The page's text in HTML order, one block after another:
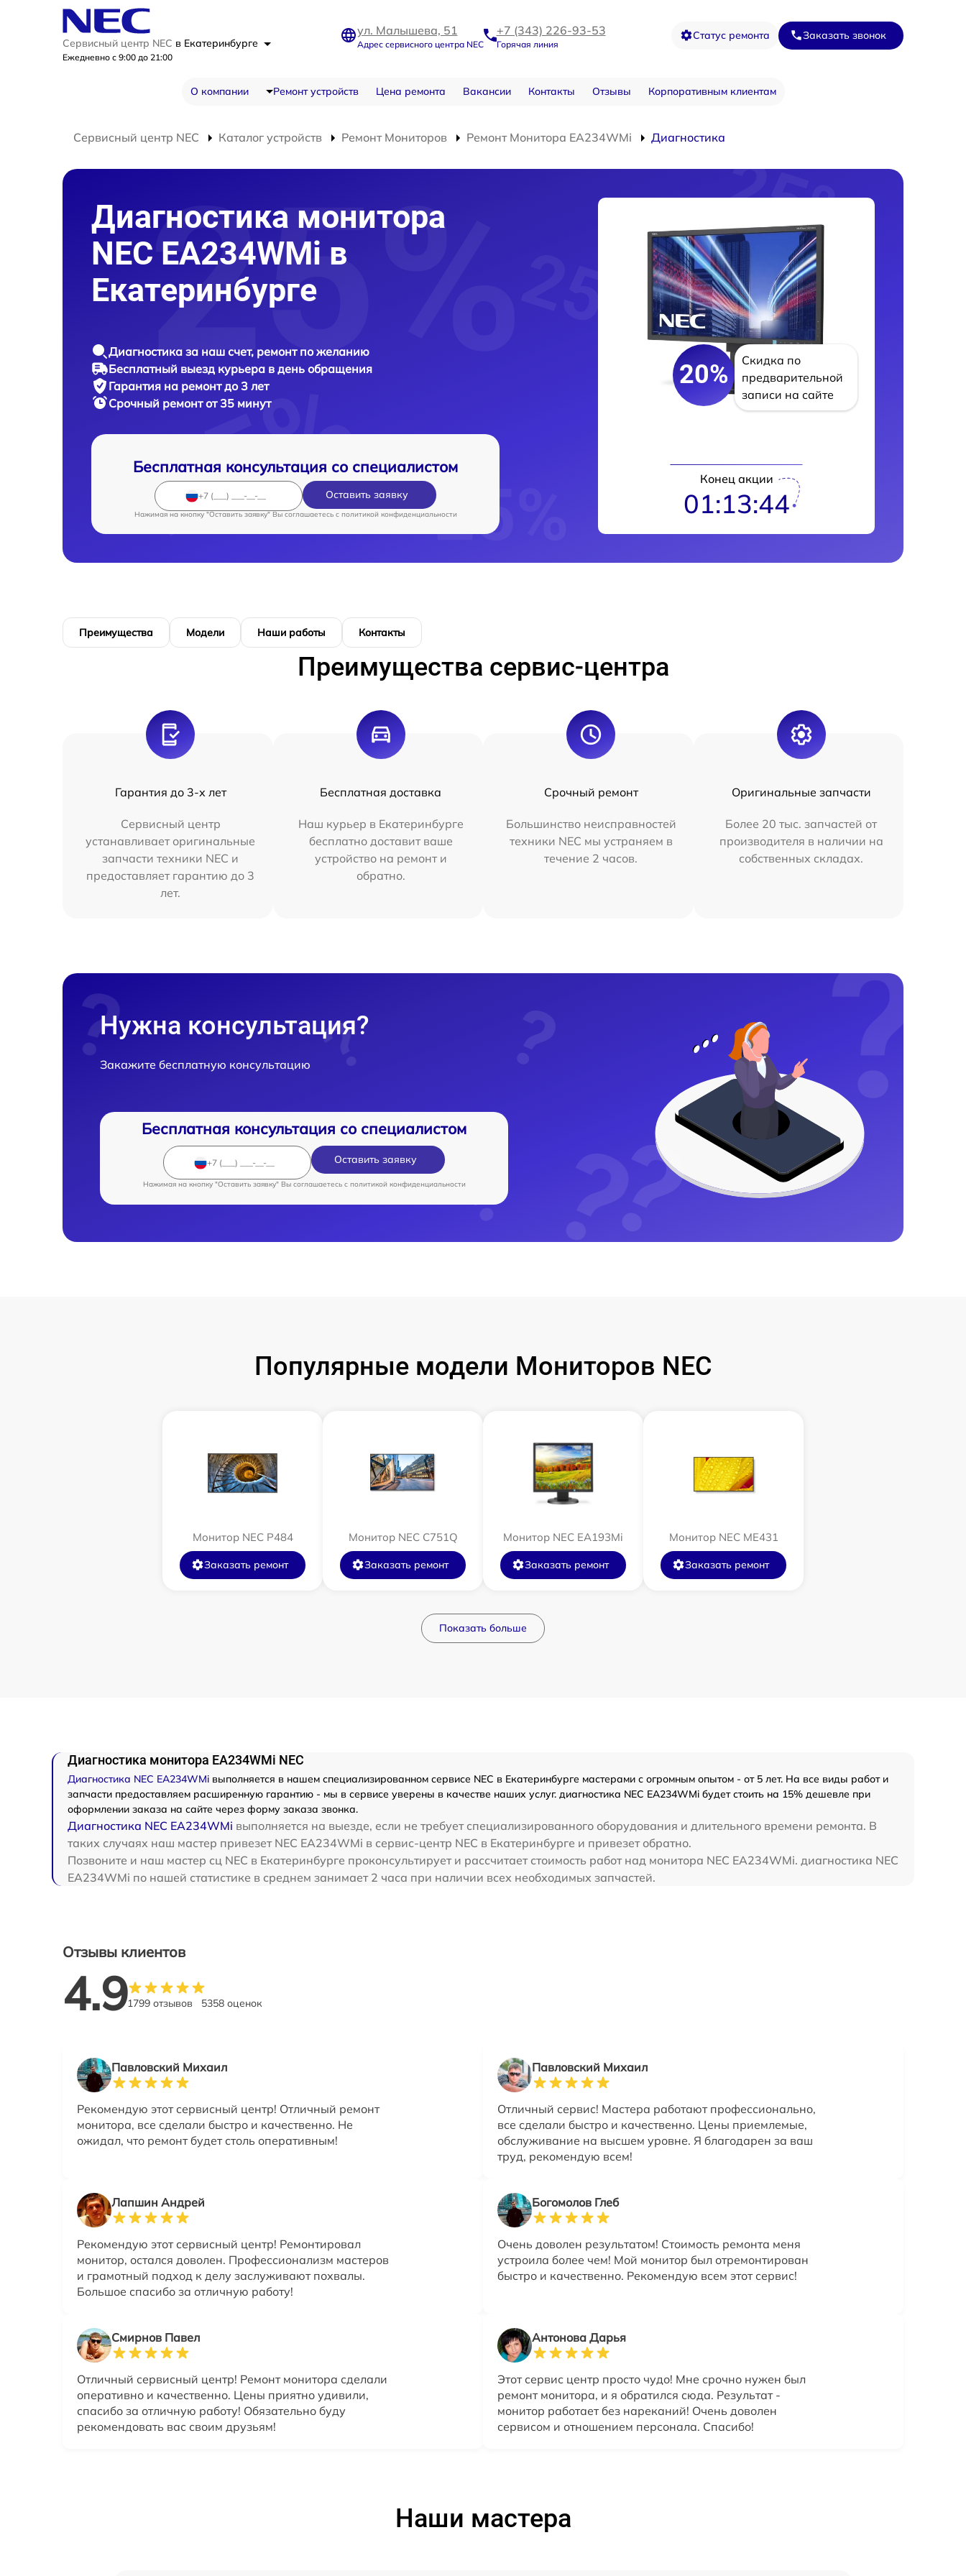
Сервисный центр NEC в Екатеринбурге
Ежедневно с 9:00 до 21:00
ул. Малышева, 51
Адрес сервисного центра NEC
+7 (343) 226-93-53
Горячая линия
Статус ремонта Заказать звонок
О компании Ремонт устройств Цена ремонта Вакансии Контакты Отзывы Корпоративным клиентам
Сервисный центр NEC Каталог устройств Ремонт Мониторов Ремонт Монитора EA234WMi Диагностика
Диагностика монитора
NEC EA234WMi в
Екатеринбурге
Диагностика за наш счет, ремонт по желанию
Бесплатный выезд курьера в день обращения
Гарантия на ремонт до 3 лет
Срочный ремонт от 35 минут
Бесплатная консультация со специалистом
Оставить заявку
Нажимая на кнопку "Оставить заявку" Вы соглашаетесь c политикой конфиденциальности
20%
Скидка по
предварительной
записи на сайте
Конец акции
01:13:43
Преимущества Модели Наши работы Контакты
Преимущества сервис-центра
Гарантия до 3-х лет
Сервисный центр
устанавливает оригинальные
запчасти техники NEC и
предоставляет гарантию до 3
лет.
Бесплатная доставка
Наш курьер в Екатеринбурге
бесплатно доставит ваше
устройство на ремонт и
обратно.
Срочный ремонт
Большинство неисправностей
техники NEC мы устраняем в
течение 2 часов.
Оригинальные запчасти
Более 20 тыс. запчастей от
производителя в наличии на
собственных складах.
Нужна консультация?
Закажите бесплатную консультацию
Бесплатная консультация со специалистом
Оставить заявку
Нажимая на кнопку "Оставить заявку" Вы соглашаетесь c политикой конфиденциальности
Популярные модели Мониторов NEC
Монитор NEC P484
Заказать ремонт
Монитор NEC C751Q
Заказать ремонт
Монитор NEC EA193Mi
Заказать ремонт
Монитор NEC ME431
Заказать ремонт
Показать больше
Диагностика монитора EA234WMi NEC
Диагностика NEC EA234WMi выполняется в нашем специализированном сервисе NEC в Екатеринбурге мастерами с огромным опытом - от 5 лет. На все виды работ и
запчасти предоставляем расширенную гарантию - мы в сервисе уверены в качестве наших услуг. диагностика NEC EA234WMi будет стоить на 15% дешевле при
оформлении заказа на сайте через форму заказа звонка.
Диагностика NEC EA234WMi выполняется на выезде, если не требует специализированного оборудования и длительного времени ремонта. В
таких случаях наш мастер привезет NEC EA234WMi в сервис-центр NEC в Екатеринбурге и привезет обратно.
Позвоните и наш мастер сц NEC в Екатеринбурге проконсультирует и рассчитает стоимость работ над монитора NEC EA234WMi. диагностика NEC
EA234WMi по нашей статистике в среднем занимает 2 часа при наличии всех необходимых запчастей.
Отзывы клиентов
4.91799 отзывов 5358 оценок
Павловский Михаил
Рекомендую этот сервисный центр! Отличный ремонт
монитора, все сделали быстро и качественно. Не
ожидал, что ремонт будет столь оперативным!
Павловский Михаил
Отличный сервис! Мастера работают профессионально,
все сделали быстро и качественно. Цены приемлемые,
обслуживание на высшем уровне. Я благодарен за ваш
труд, рекомендую всем!
Лапшин Андрей
Рекомендую этот сервисный центр! Ремонтировал
монитор, остался доволен. Профессионализм мастеров
и грамотный подход к делу заслуживают похвалы.
Большое спасибо за отличную работу!
Богомолов Глеб
Очень доволен результатом! Стоимость ремонта меня
устроила более чем! Мой монитор был отремонтирован
быстро и качественно. Рекомендую всем этот сервис!
Смирнов Павел
Отличный сервисный центр! Ремонт монитора сделали
оперативно и качественно. Цены приятно удивили,
спасибо за отличную работу! Обязательно буду
рекомендовать вас своим друзьям!
Антонова Дарья
Этот сервис центр просто чудо! Мне срочно нужен был
ремонт монитора, и я обратился сюда. Результат -
монитор работает без нареканий! Очень доволен
сервисом и отношением персонала. Спасибо!
Наши мастера